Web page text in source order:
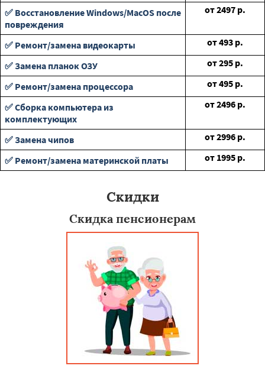
✅ Восстановление Windows/MacOS после
повреждения
от2497 р.
✅ Ремонт/замена видеокарты от493 р.
✅ Замена планок ОЗУ
от295 р.
✅ Ремонт/замена процессора
от495 р.
✅ Сборка компьютера из
комплектующих
от2496 р.
✅ Замена чипов от2996 р.
✅ Ремонт/замена материнской платы
от 1995 р.
Скидки
Скидка пенсионерам